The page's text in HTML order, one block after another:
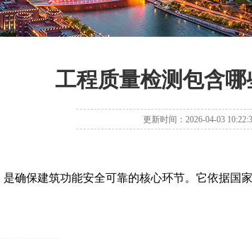
工程质量检测包含
更新时间：2026-04-03
保建筑功能安全可靠的核心环节。它依据国